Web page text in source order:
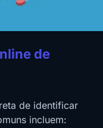
de
de identificar
incluem: